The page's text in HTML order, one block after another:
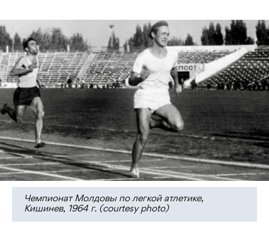
Чемпионат Молдовы по легкой атлетике,
Кишинев, 1964 г. (courtesy photo)